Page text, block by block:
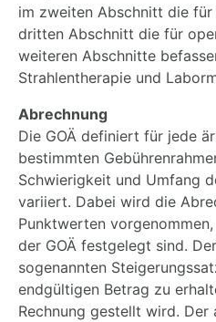
im zweiten Abschnitt die
dritten Abschnitt die für
weiteren Abschnitte
Strahlentherapie und
Abrechnung
Die GOÄ definiert für jede
bestimmten
Schwierigkeit und Umfang
variiert. Dabei wird die
Punktwerten
der GOÄ festgelegt sind.
sogenannten
endgültigen Betrag zu
Rechnung gestellt wird.